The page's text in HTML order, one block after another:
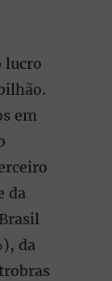
lucro
em
da
da